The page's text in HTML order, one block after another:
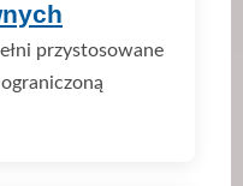
przystosowane